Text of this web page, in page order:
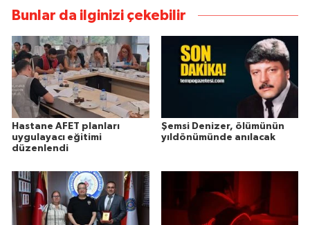
Bunlar da ilginizi çekebilir
Hastane AFET planları
uygulayacı eğitimi
düzenlendi
Şemsi Denizer, ölümünün
yıldönümünde anılacak